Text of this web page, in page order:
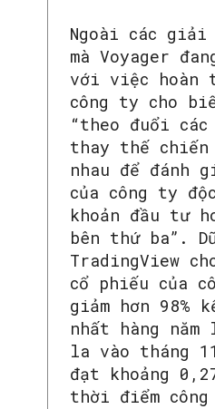
SEARCH...
Ngoài các giải
mà Voyager
với việc hoàn
công ty cho
“theo đuổi
thay thế chiến
nhau để
của công ty
khoản đầu tư
bên thứ ba”.
TradingView
cổ phiếu của
giảm hơn 98%
nhất hàng
la vào tháng
đạt khoảng
thời điểm công